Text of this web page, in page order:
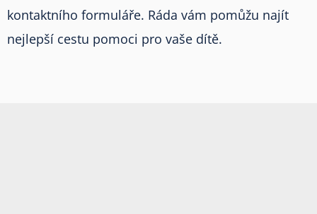
kontaktního formuláře. Ráda vám pomůžu najít
nejlepší cestu pomoci pro vaše dítě.